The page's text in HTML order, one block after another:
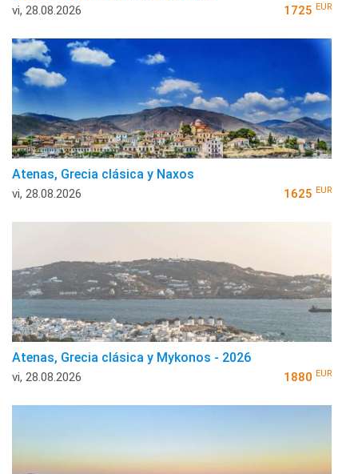
vi, 28.08.2026 1725 EUR
Atenas, Grecia clásica y Naxos
vi, 28.08.2026 1625 EUR
Atenas, Grecia clásica y Mykonos - 2026
vi, 28.08.2026 1880 EUR